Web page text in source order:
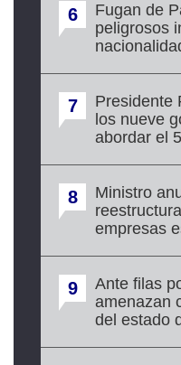
6
Fugan de
peligrosos
7
Presidente
los nueve
abordar el
8
Ministro
empresas
9
Ante filas
amenazan
del estado